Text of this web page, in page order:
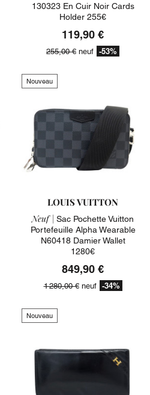
130323 En Cuir Noir Cards
Holder 255€
119,90 €
255,00 € neuf -53%
Nouveau
LOUIS VUITTON
Neuf | Sac Pochette Vuitton
Portefeuille Alpha Wearable
N60418 Damier Wallet
1280€
849,90 €
1 280,00 €neuf -34%
Nouveau